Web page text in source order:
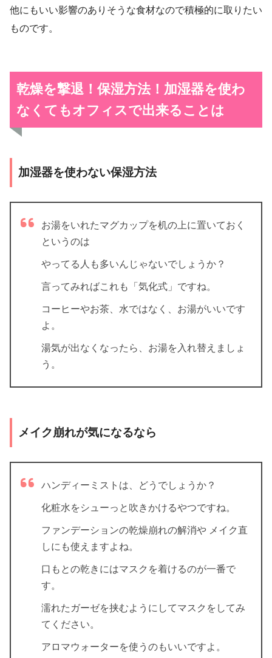
他にもいい影響のありそうな食材なので積極的に取りたい
ものです。
乾燥を撃退！保湿方法！加湿器を使わ
なくてもオフィスで出来ることは
加湿器を使わない保湿方法
お湯をいれたマグカップを机の上に置いておく
というのは
やってる人も多いんじゃないでしょうか？
言ってみればこれも「気化式」ですね。
コーヒーやお茶、水ではなく、お湯がいいです
よ。
湯気が出なくなったら、お湯を入れ替えましょ
う。
メイク崩れが気になるなら
ハンディーミストは、どうでしょうか？
化粧水をシューっと吹きかけるやつですね。
ファンデーションの乾燥崩れの解消や メイク直
しにも使えますよね。
口もとの乾きにはマスクを着けるのが一番で
す。
濡れたガーゼを挟むようにしてマスクをしてみ
てください。
アロマウォーターを使うのもいいですよ。